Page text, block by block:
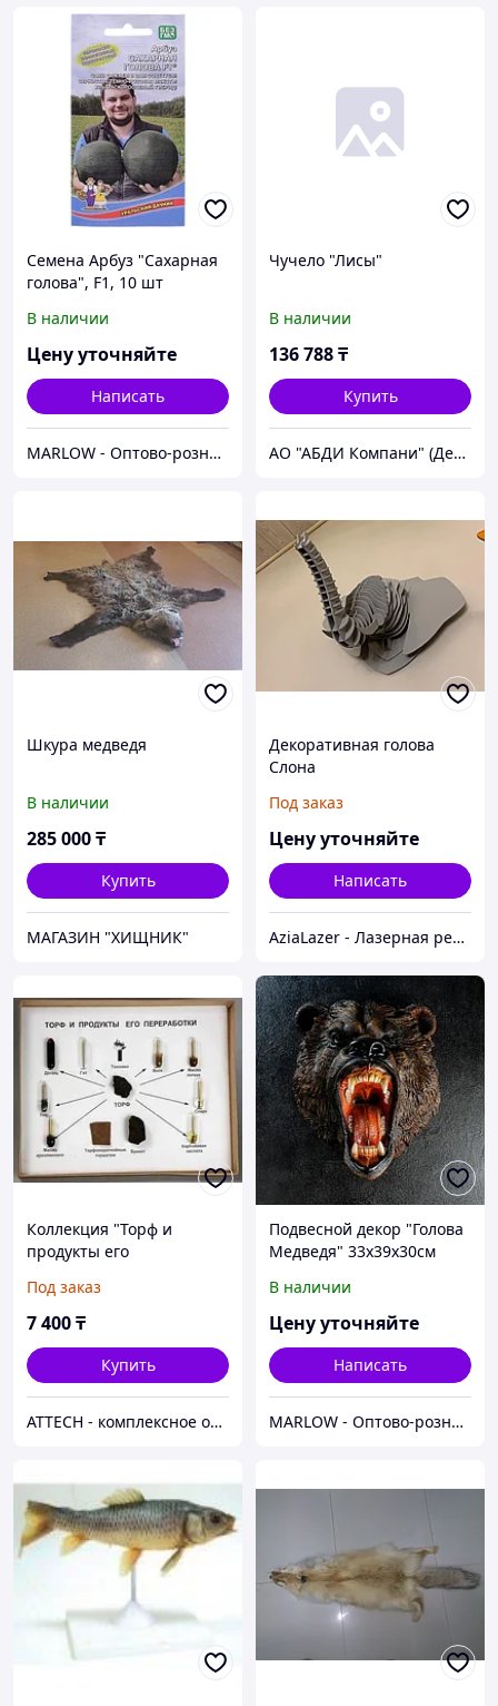
Семена Арбуз "Сахарная
голова", F1, 10 шт
В наличии
Цену уточняйте
Написать
MARLOW - Оптово-розничный склад.
Чучело "Лисы"
В наличии
136 788₸
Купить
АО "АБДИ Компани" (Департамент Учебного Оборудования)
Шкура медведя
В наличии
285 000₸
Купить
МАГАЗИН "ХИЩНИК"
Декоративная голова
Слона
Под заказ
Цену уточняйте
Написать
AziaLazer - Лазерная резка и гравировка / Изделия для бизнеса и праздничных мероприятий
Коллекция "Торф и
продукты его
Под заказ
7 400₸
Купить
ATTECH - комплексное оснащение образовательных учреждений
Подвесной декор "Голова
Медведя" 33х39х30см
В наличии
Цену уточняйте
Написать
MARLOW - Оптово-розничный склад.